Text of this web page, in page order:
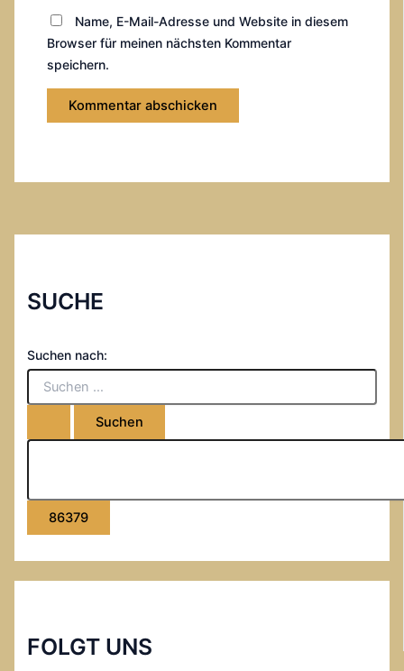
Name, E-Mail-Adresse und Website in diesem
Browser für meinen nächsten Kommentar
speichern.
SUCHE
Suchen nach:
FOLGT UNS